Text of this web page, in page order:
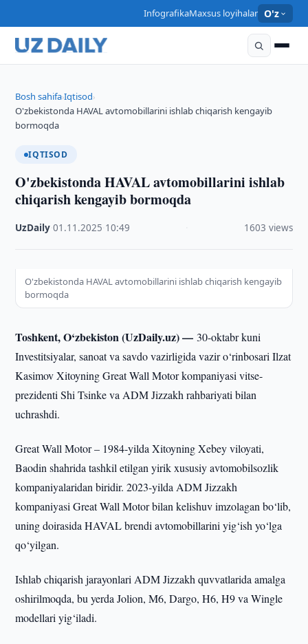
InfografikaMaxsus loyihalar O'z
Bosh sahifa›Iqtisod›
O'zbekistonda HAVAL avtomobillarini ishlab chiqarish kengayib
bormoqda
IQTISOD
O'zbekistonda HAVAL avtomobillarini ishlab
chiqarish kengayib bormoqda
UzDaily ·01.11.2025 10:49 1603 views
O'zbekistonda HAVAL avtomobillarini ishlab chiqarish kengayib
bormoqda
Toshkent, O‘zbekiston (UzDaily.uz) —30-oktabr kuni
Investitsiyalar, sanoat va savdo vazirligida vazir o‘rinbosari Ilzat
Kasimov Xitoyning Great Wall Motor kompaniyasi vitse-
prezidenti Shi Tsinke va ADM Jizzakh rahbariyati bilan
uchrashdi.
Great Wall Motor – 1984-yilda Xitoyning Xebey viloyati,
Baodin shahrida tashkil etilgan yirik xususiy avtomobilsozlik
kompaniyalaridan biridir. 2023-yilda ADM Jizzakh
kompaniyasi Great Wall Motor bilan kelishuv imzolagan bo‘lib,
uning doirasida HAVAL brendi avtomobillarini yig‘ish yo‘lga
qo‘yilgan.
Ishlab chiqarish jarayonlari ADM Jizzakh quvvatlarida amalga
oshirilmoqda, bu yerda Jolion, M6, Dargo, H6, H9 va Wingle
modellari yig‘iladi.